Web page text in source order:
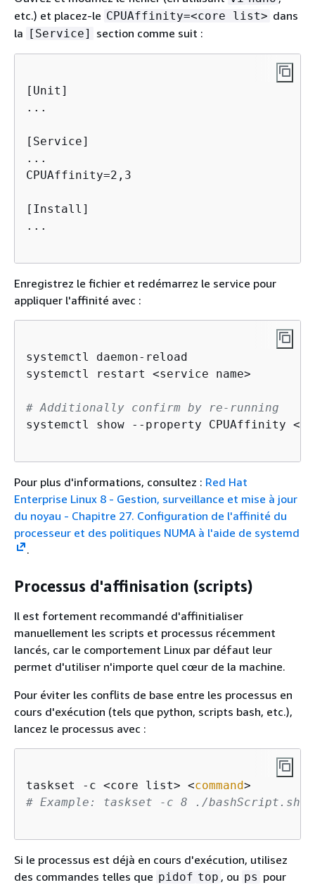
etc.) et placez-le CPUAffinity=<core list> dans
la [Service] section comme suit :
[Unit]
...
[Service]
...
CPUAffinity=2,3
[Install]
...
Enregistrez le fichier et redémarrez le service pour
appliquer l'affinité avec :
systemctl daemon-reload
systemctl restart <service name>
# Additionally confirm by re-running
systemctl show --property CPUAffinity
Pour plus d'informations, consultez : Red Hat
Enterprise Linux 8 - Gestion, surveillance et mise à jour
du noyau - Chapitre 27. Configuration de l'affinité du
processeur et des politiques NUMA à l'aide de systemd
.
Processus d'affinisation (scripts)
Il est fortement recommandé d'affinitialiser
manuellement les scripts et processus récemment
lancés, car le comportement Linux par défaut leur
permet d'utiliser n'importe quel cœur de la machine.
Pour éviter les conflits de base entre les processus en
cours d'exécution (tels que python, scripts bash, etc.),
lancez le processus avec :
taskset -c <core list> <command
# Example: taskset -c 8 ./bashScript.sh
Si le processus est déjà en cours d'exécution, utilisez
des commandes telles que pidof top , ou ps pour